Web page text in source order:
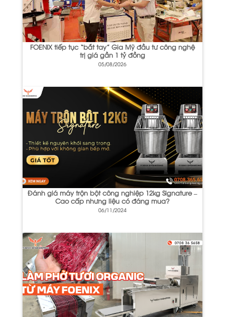
FOENIX tiếp tục “bắt tay” Gia Mỹ đầu tư công nghệ
trị giá gần 1 tỷ đồng
05/08/2026
Đánh giá máy trộn bột công nghiệp 12kg Signature –
Cao cấp nhưng liệu có đáng mua?
06/11/2024